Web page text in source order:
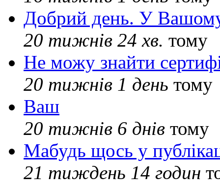
Добрий день. У Вашому
20 тижнів 24 хв. тому
Не можу знайти
20 тижнів 1 день тому
Ваш
20 тижнів 6 днів тому
Мабудь щось у
21 тиждень 14 годин